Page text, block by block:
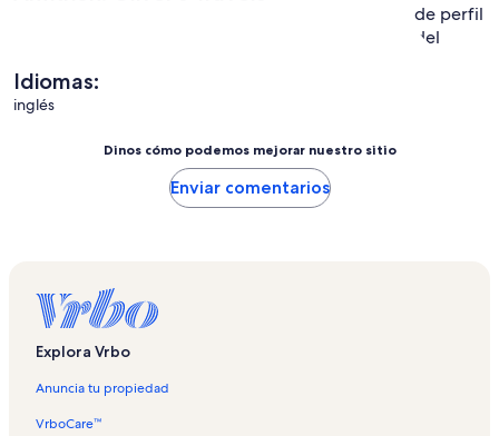
Idiomas:
inglés
Dinos cómo podemos mejorar nuestro sitio
Enviar comentarios
Explora Vrbo
Anuncia tu propiedad
VrboCare™